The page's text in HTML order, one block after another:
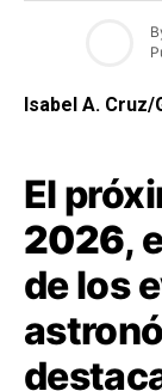
Isabel A. Cruz/
El
2026,
de los